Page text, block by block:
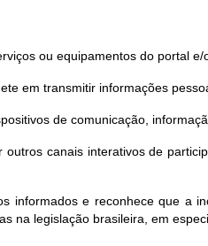
ou equipamentos do portal e/
em transmitir informações
de comunicação,
canais interativos de
informados e reconhece que a
na legislação brasileira, em